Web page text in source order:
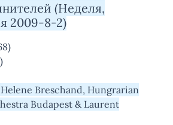
(Неделя,
2009-8-2)
Breschand, Hungrarian
Budapest & Laurent